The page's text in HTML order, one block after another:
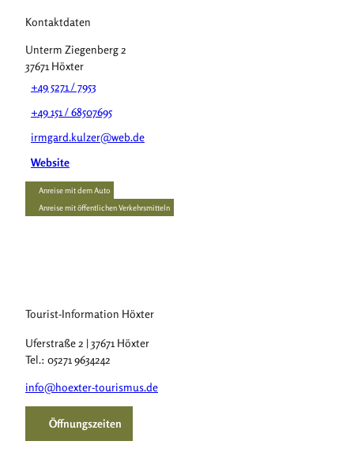
Kontaktdaten
Unterm Ziegenberg 2
37671 Höxter
+49 5271 / 7953
+49 151 / 68507695
irmgard.kulzer@web.de
Website
Anreise mit dem Auto
Anreise mit öffentlichen Verkehrsmitteln
Tourist-Information Höxter
Uferstraße 2 | 37671 Höxter
Tel.: 05271 9634242
info@hoexter-tourismus.de
Öffnungszeiten